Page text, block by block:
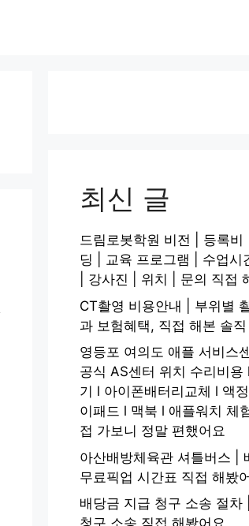
최신 글
드림로봇학원 비전 | 등록비
딩 | 교육 프로그램 | 수업시
| 강사진 | 위치 | 문의 직접
CT촬영 비용안내 | 부위별
과 보험혜택, 직접 해본 솔직
영등포 여의도 애플 서비스
공식 AS센터 위치 수리비용
기 l 아이폰배터리교체 l 액
이패드 l 맥북 l 애플워치 체
접 가보니 정말 편했어요
아산배방체육관 셔틀버스 |
무료픽업 시간표 직접 해봤
배당금 지급 청구 소송 절차
청구 소송 직접 해봤어요